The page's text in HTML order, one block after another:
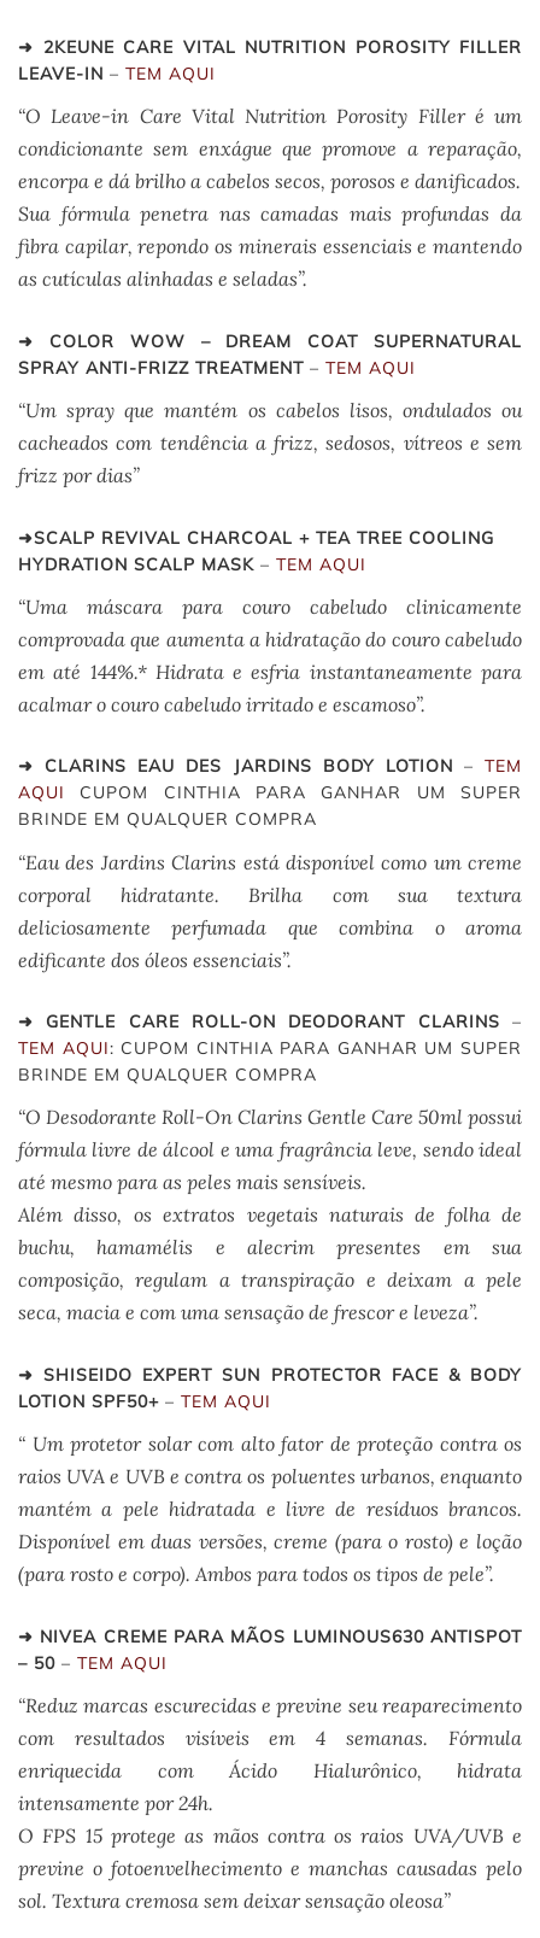
➜ 2KEUNE CARE VITAL NUTRITION POROSITY FILLER
LEAVE-IN – TEM AQUI
“O Leave-in Care Vital Nutrition Porosity Filler é um
condicionante sem enxágue que promove a reparação,
encorpa e dá brilho a cabelos secos, porosos e danificados.
Sua fórmula penetra nas camadas mais profundas da
fibra capilar, repondo os minerais essenciais e mantendo
as cutículas alinhadas e seladas”.
➜ COLOR WOW – DREAM COAT SUPERNATURAL
SPRAY ANTI-FRIZZ TREATMENT – TEM AQUI
“Um spray que mantém os cabelos lisos, ondulados ou
cacheados com tendência a frizz, sedosos, vítreos e sem
frizz por dias”
➜SCALP REVIVAL CHARCOAL + TEA TREE COOLING
HYDRATION SCALP MASK – TEM AQUI
“Uma máscara para couro cabeludo clinicamente
comprovada que aumenta a hidratação do couro cabeludo
em até 144%.* Hidrata e esfria instantaneamente para
acalmar o couro cabeludo irritado e escamoso”.
➜ CLARINS EAU DES JARDINS BODY LOTION – TEM
AQUI CUPOM CINTHIA PARA GANHAR UM SUPER
BRINDE EM QUALQUER COMPRA
“Eau des Jardins Clarins está disponível como um creme
corporal hidratante. Brilha com sua textura
deliciosamente perfumada que combina o aroma
edificante dos óleos essenciais”.
➜ GENTLE CARE ROLL-ON DEODORANT CLARINS –
TEM AQUI: CUPOM CINTHIA PARA GANHAR UM SUPER
BRINDE EM QUALQUER COMPRA
“O Desodorante Roll-On Clarins Gentle Care 50ml possui
fórmula livre de álcool e uma fragrância leve, sendo ideal
até mesmo para as peles mais sensíveis.
Além disso, os extratos vegetais naturais de folha de
buchu, hamamélis e alecrim presentes em sua
composição, regulam a transpiração e deixam a pele
seca, macia e com uma sensação de frescor e leveza”.
➜ SHISEIDO EXPERT SUN PROTECTOR FACE & BODY
LOTION SPF50+ – TEM AQUI
“ Um protetor solar com alto fator de proteção contra os
raios UVA e UVB e contra os poluentes urbanos, enquanto
mantém a pele hidratada e livre de resíduos brancos.
Disponível em duas versões, creme (para o rosto) e loção
(para rosto e corpo). Ambos para todos os tipos de pele”.
➜ NIVEA CREME PARA MÃOS LUMINOUS630 ANTISPOT
– 50 – TEM AQUI
“Reduz marcas escurecidas e previne seu reaparecimento
com resultados visíveis em 4 semanas. Fórmula
enriquecida com Ácido Hialurônico, hidrata
intensamente por 24h.
O FPS 15 protege as mãos contra os raios UVA/UVB e
previne o fotoenvelhecimento e manchas causadas pelo
sol. Textura cremosa sem deixar sensação oleosa”